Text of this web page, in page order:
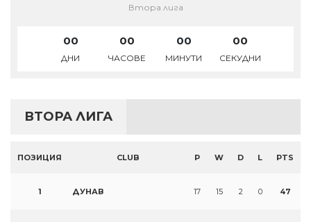
Втора лига
00
ДНИ
00
ЧАСОВЕ
00
МИНУТИ
00
СЕКУДНИ
ВТОРА ЛИГА
ПОЗИЦИЯ CLUB P W D L PTS
1 ДУНАВ 17 15 2 0 47